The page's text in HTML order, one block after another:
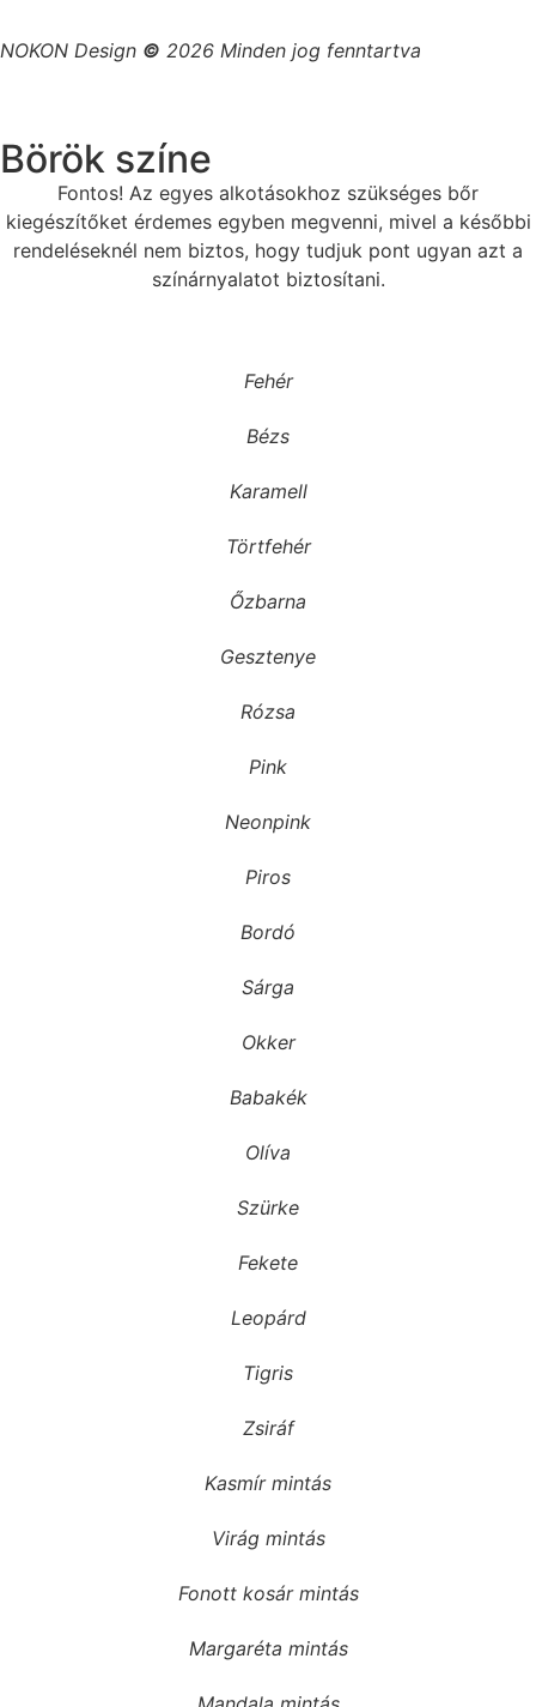
NOKON Design © 2026 Minden jog fenntartva
Börök színe
Fontos! Az egyes alkotásokhoz szükséges bőr
kiegészítőket érdemes egyben megvenni, mivel a későbbi
rendeléseknél nem biztos, hogy tudjuk pont ugyan azt a
színárnyalatot biztosítani.
Fehér
Bézs
Karamell
Törtfehér
Őzbarna
Gesztenye
Rózsa
Pink
Neonpink
Piros
Bordó
Sárga
Okker
Babakék
Olíva
Szürke
Fekete
Leopárd
Tigris
Zsiráf
Kasmír mintás
Virág mintás
Fonott kosár mintás
Margaréta mintás